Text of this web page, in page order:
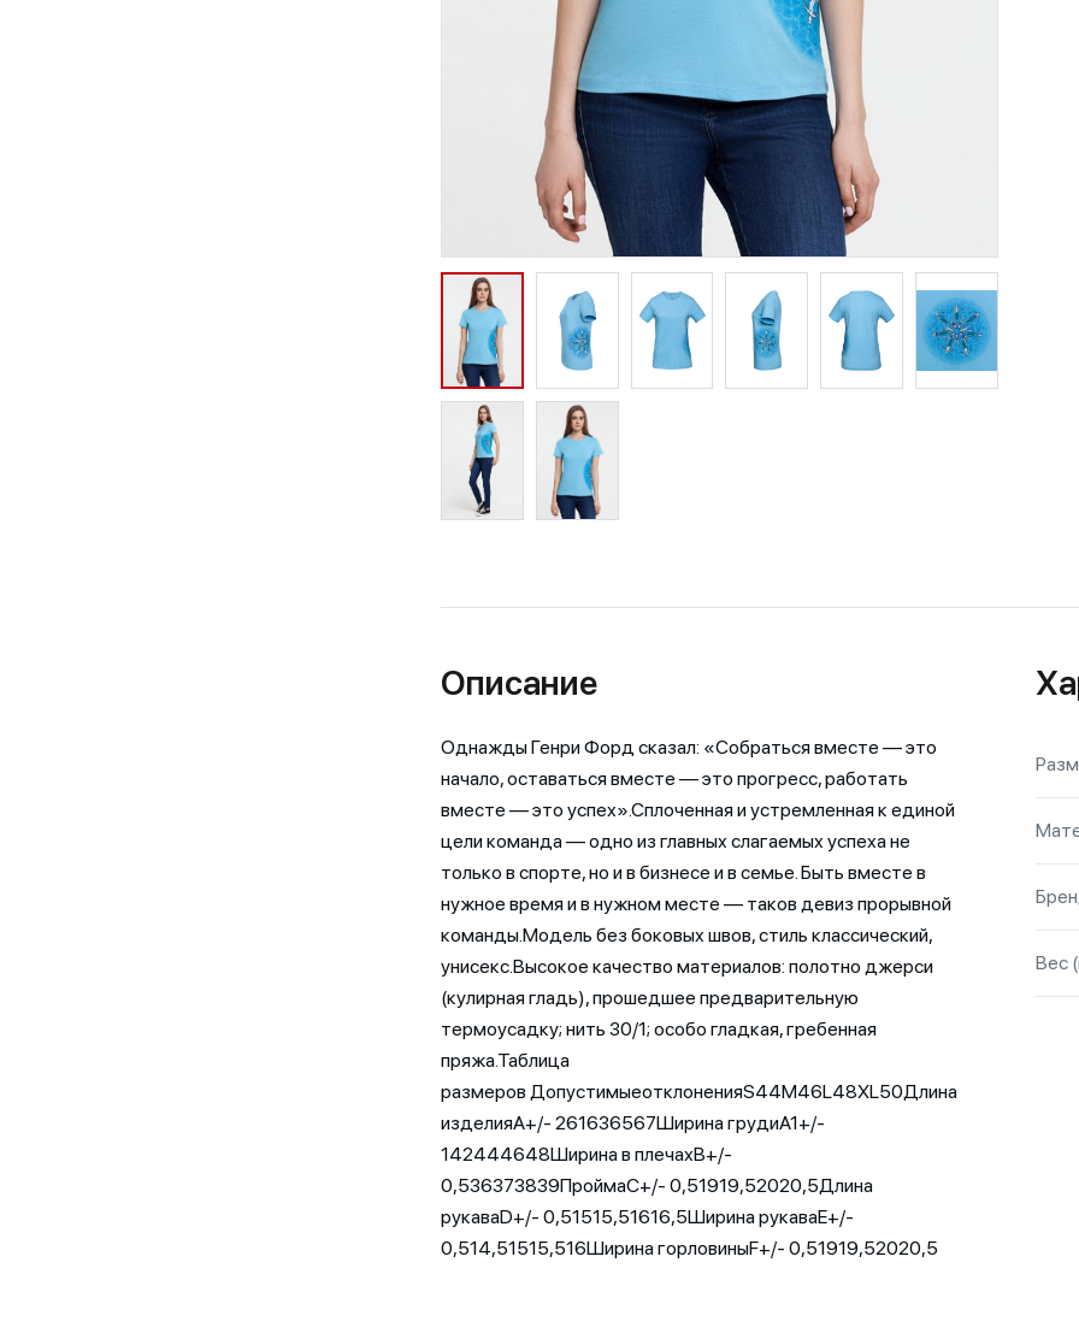
Описание
Однажды Генри Форд сказал: «Собраться вместе — это
начало, оставаться вместе — это прогресс, работать
вместе — это успех».Сплоченная и устремленная к единой
цели команда — одно из главных слагаемых успеха не
только в спорте, но и в бизнесе и в семье. Быть вместе в
нужное время и в нужном месте — таков девиз прорывной
команды.Модель без боковых швов, стиль классический,
унисекс.Высокое качество материалов: полотно джерси
(кулирная гладь), прошедшее предварительную
термоусадку; нить 30/1; особо гладкая, гребенная
пряжа.Таблица
размеров ДопустимыеотклоненияS44M46L48XL50Длина
изделияA+/- 261636567Ширина грудиA1+/-
142444648Ширина в плечахB+/-
0,536373839ПроймаC+/- 0,51919,52020,5Длина
рукаваD+/- 0,51515,51616,5Ширина рукаваE+/-
0,514,51515,516Ширина горловиныF+/- 0,51919,52020,5
Вес